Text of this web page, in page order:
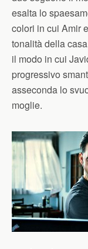
esalta lo
colori in cui Amir
tonalità della
il modo in cui
progressivo
asseconda lo
moglie.